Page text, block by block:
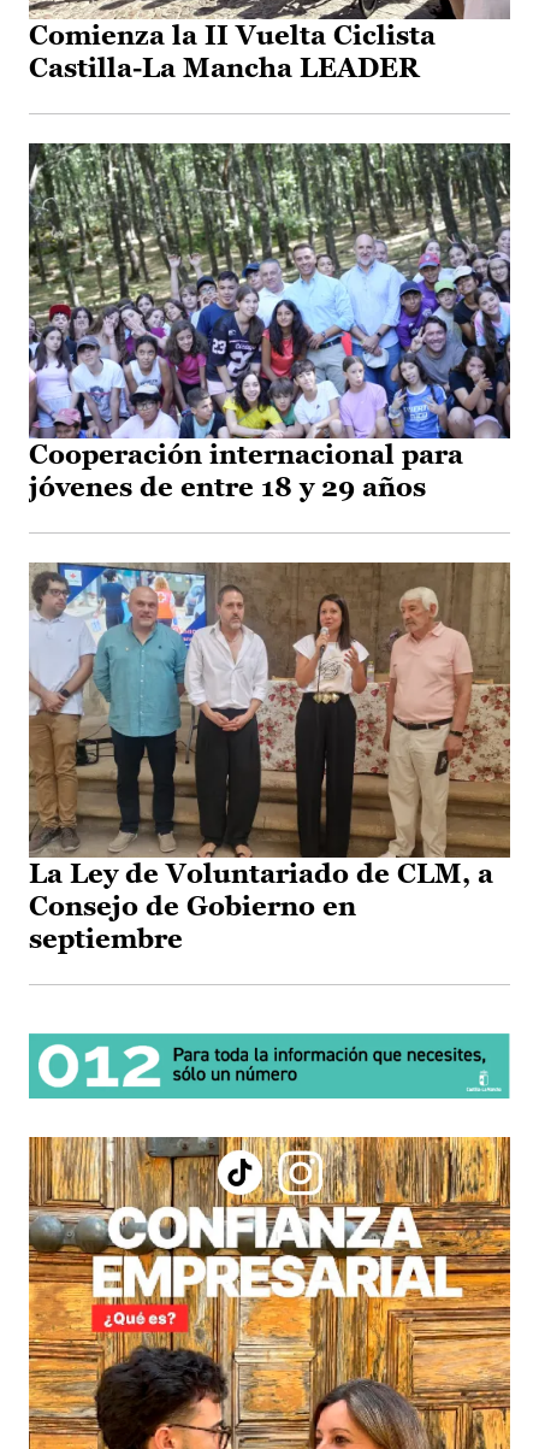
Comienza la II Vuelta Ciclista
Castilla-La Mancha LEADER
Cooperación internacional para
jóvenes de entre 18 y 29 años
La Ley de Voluntariado de CLM, a
Consejo de Gobierno en
septiembre